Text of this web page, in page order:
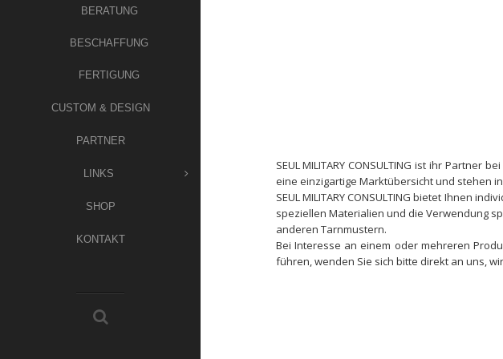
BERATUNG
BESCHAFFUNG
FERTIGUNG
CUSTOM & DESIGN
PARTNER
LINKS
SHOP
KONTAKT
SEUL MILITARY CONSULTING ist ihr
eine einzigartige Marktübersicht und stehen
SEUL MILITARY CONSULTING bietet Ihnen
speziellen Materialien und die Verwendung
anderen Tarnmustern.
Bei Interesse an einem oder mehreren
führen, wenden Sie sich bitte direkt an uns,